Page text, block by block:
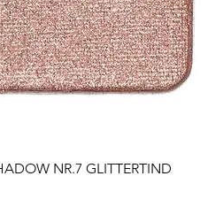
NR.7 GLITTERTIND